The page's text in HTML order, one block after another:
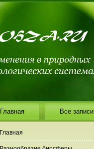
Главная Все записи
Главная